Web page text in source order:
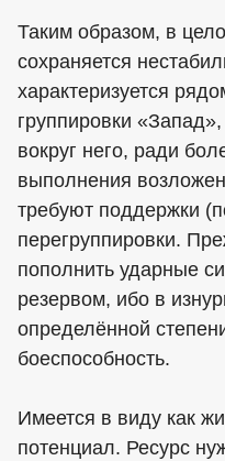
Таким образом, в
сохраняется
характеризуется
группировки
вокруг него, ради
выполнения
требуют поддержки
перегруппировки.
пополнить ударные
резервом, ибо в
определённой
боеспособность.
Имеется в виду как
потенциал. Ресурс